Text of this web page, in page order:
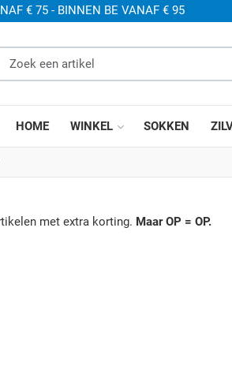
€ 75 - BINNEN BE VANAF € 95
HOME WINKEL SOKKEN
met extra korting. Maar OP = OP.